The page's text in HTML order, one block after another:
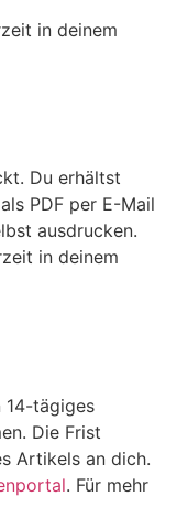
in deinem
Du erhältst
PDF per E-Mail
ausdrucken.
in deinem
14-tägiges
Die Frist
Artikels an dich.
. Für mehr